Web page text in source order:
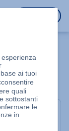
e Server
nel
ai tuoi
quali
sottostanti
le
in